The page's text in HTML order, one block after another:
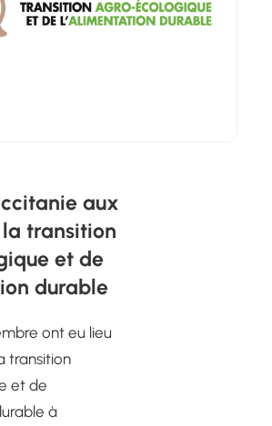
aux
la transition
et de
durable
ont eu lieu
transition
et de
à